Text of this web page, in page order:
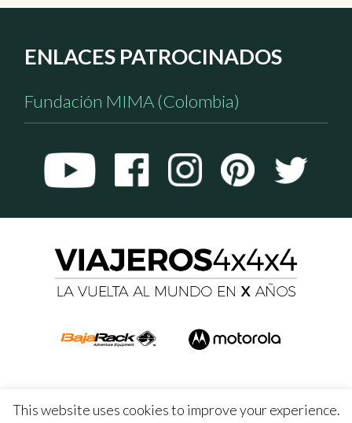
ENLACES PATROCINADOS
Fundación MIMA (Colombia)
This website uses cookies to improve your experience.